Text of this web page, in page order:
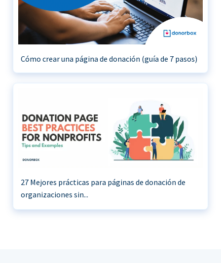
Cómo crear una página de donación (guía de 7 pasos)
27 Mejores prácticas para páginas de donación de
organizaciones sin...